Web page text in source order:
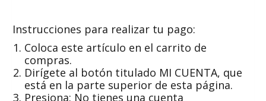
Instrucciones para realizar tu pago:
Coloca este artículo en el carrito de
compras.
Dirígete al botón titulado MI CUENTA, que
está en la parte superior de esta página.
Presiona: No tienes una cuenta